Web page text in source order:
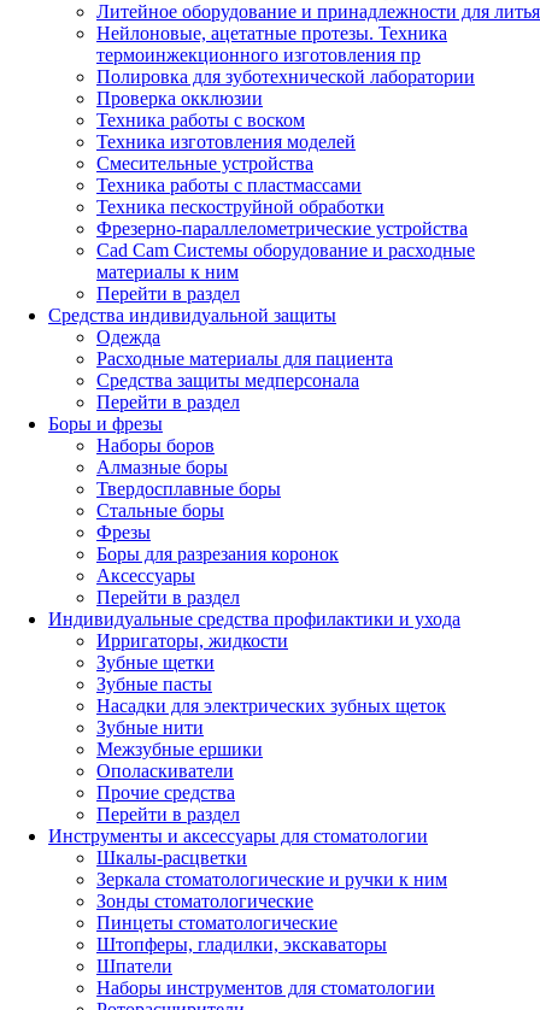
Литейное оборудование и принадлежности для литья
Нейлоновые, ацетатные протезы. Техника
термоинжекционного изготовления пр
Полировка для зуботехнической лаборатории
Проверка окклюзии
Техника работы с воском
Техника изготовления моделей
Смесительные устройства
Техника работы с пластмассами
Техника пескоструйной обработки
Фрезерно-параллелометрические устройства
Cad Cam Системы оборудование и расходные
материалы к ним
Перейти в раздел
Средства индивидуальной защиты
Одежда
Расходные материалы для пациента
Средства защиты медперсонала
Перейти в раздел
Боры и фрезы
Наборы боров
Алмазные боры
Твердосплавные боры
Стальные боры
Фрезы
Боры для разрезания коронок
Аксессуары
Перейти в раздел
Индивидуальные средства профилактики и ухода
Ирригаторы, жидкости
Зубные щетки
Зубные пасты
Насадки для электрических зубных щеток
Зубные нити
Межзубные ершики
Ополаскиватели
Прочие средства
Перейти в раздел
Инструменты и аксессуары для стоматологии
Шкалы-расцветки
Зеркала стоматологические и ручки к ним
Зонды стоматологические
Пинцеты стоматологические
Штопферы, гладилки, экскаваторы
Шпатели
Наборы инструментов для стоматологии